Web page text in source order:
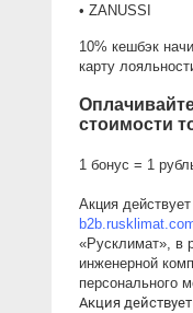
• ZANUSSI
10% кешбэк
карту
стоимости
1 бонус = 1
«Русклимат», в
инженерной
персонального
Акция